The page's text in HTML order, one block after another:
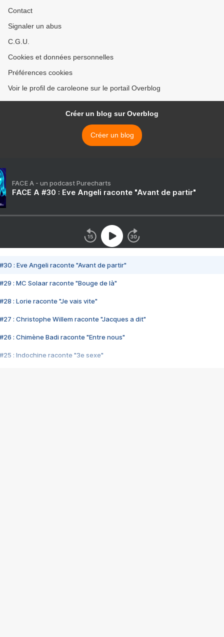
Contact
Signaler un abus
C.G.U.
Cookies et données personnelles
Préférences cookies
Voir le profil de caroleone sur le portail Overblog
Créer un blog sur Overblog
Créer un blog
FACE A - un podcast Purecharts
FACE A #30 : Eve Angeli raconte "Avant de partir"
#30 : Eve Angeli raconte "Avant de partir"
#29 : MC Solaar raconte "Bouge de là"
#28 : Lorie raconte "Je vais vite"
#27 : Christophe Willem raconte "Jacques a dit"
#26 : Chimène Badi raconte "Entre nous"
#25 : Indochine raconte "3e sexe"